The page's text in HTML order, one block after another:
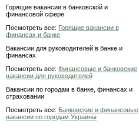
Горящие вакансии в банковской и
финансовой сфере
Посмотреть все: Горящие вакансии в
финансах и банке
Вакансии для руководителей в банке и
финансах
Посмотреть все: Финансовые и банковские
вакансии для руководителей
Вакансии по городам в банке, финансах и
страховании
Посмотреть все: Банковские и финансовые
вакансии по городам Украины